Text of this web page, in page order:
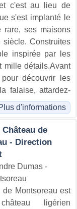
c'est au lieu de
s'est implanté le
rare, ses maisons
siècle. Construites
inspirée par les
mille détails.Avant
découvrir les
falaise, attardez-
d'informations
Château de
- Direction
Dumas -
de Montsoreau est
ligérien